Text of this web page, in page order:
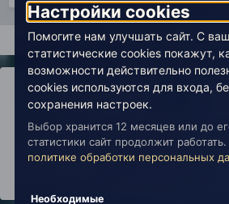
Главная Поиск
IPS ThemebyIPSFocus
Политика
Обратная связь
copyright © 2026 Живая
Настройки cookies
Помогите нам улучшать сайт. С
статистические cookies покажут,
возможности действительно
cookies используются для входа,
сохранения настроек.
Выбор хранится 12 месяцев или до
статистики сайт продолжит
политике обработки персональных
Необходимые